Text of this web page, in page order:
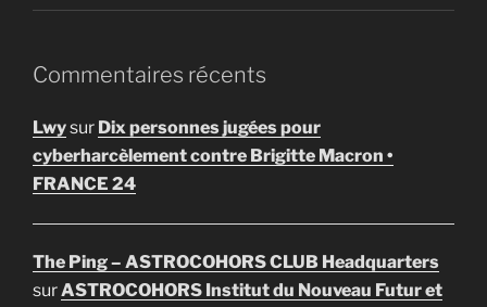
Commentaires récents
Lwysur Dix personnes jugées pour
cyberharcèlement contre Brigitte Macron •
FRANCE 24
The Ping – ASTROCOHORS CLUB Headquarters
surASTROCOHORS Institut du Nouveau Futur et